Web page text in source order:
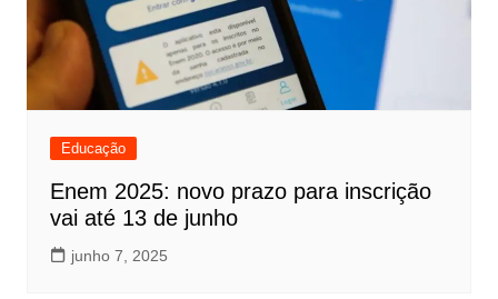
Educação
Enem 2025: novo prazo para inscrição
vai até 13 de junho
junho 7, 2025